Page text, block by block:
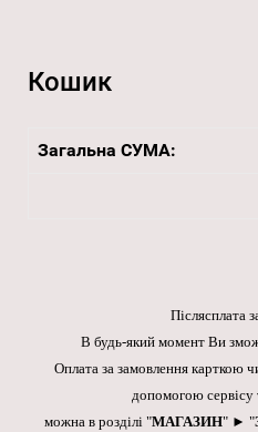
Кошик
Загальна СУМА:
Післясплата
В будь-який момент Ви
Оплата за замовлення карткою
допомогою сервісу
можна в розділі "МАГАЗИН" ► "